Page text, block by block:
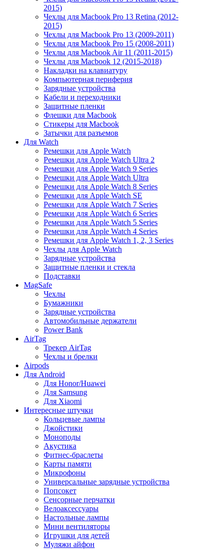
2015)
Чехлы для Macbook Pro 13 Retina (2012-
2015)
Чехлы для Macbook Pro 13 (2009-2011)
Чехлы для Macbook Pro 15 (2008-2011)
Чехлы для Macbook Air 11 (2011-2015)
Чехлы для Macbook 12 (2015-2018)
Накладки на клавиатуру
Компьютерная периферия
Зарядные устройства
Кабели и переходники
Защитные пленки
Флешки для Macbook
Стикеры для Macbook
Затычки для разъемов
Для Watch
Ремешки для Apple Watch
Ремешки для Apple Watch Ultra 2
Ремешки для Apple Watch 9 Series
Ремешки для Apple Watch Ultra
Ремешки для Apple Watch 8 Series
Ремешки для Apple Watch SE
Ремешки для Apple Watch 7 Series
Ремешки для Apple Watch 6 Series
Ремешки для Apple Watch 5 Series
Ремешки для Apple Watch 4 Series
Ремешки для Apple Watch 1, 2, 3 Series
Чехлы для Apple Watch
Зарядные устройства
Защитные пленки и стекла
Подставки
MagSafe
Чехлы
Бумажники
Зарядные устройства
Автомобильные держатели
Power Bank
AirTag
Трекер AirTag
Чехлы и брелки
Airpods
Для Android
Для Honor/Huawei
Для Samsung
Для Xiaomi
Интересные штучки
Кольцевые лампы
Джойстики
Моноподы
Акустика
Фитнес-браслеты
Карты памяти
Микрофоны
Универсальные зарядные устройства
Попсокет
Сенсорные перчатки
Велоаксессуары
Настольные лампы
Мини вентиляторы
Игрушки для детей
Муляжи айфон